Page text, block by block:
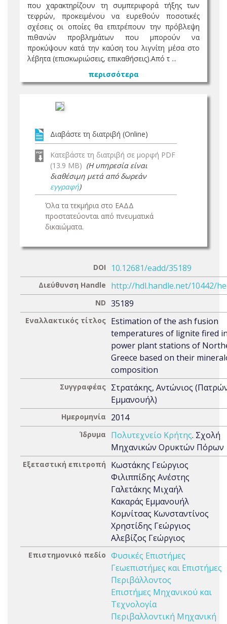
που χαρακτηρίζουν τη συμπεριφορά τήξης των
τεφρών, προκειμένου να ευρεθούν ποσοτικές
σχέσεις οι οποίες θα επιτρέπουν την πρόβλεψη
πιθανών προβλημάτων που μπορούν να
προκύψουν κατά την καύση του λιγνίτη μέσα στο
λέβητα (επισκωριώσεις, επικαθήσεις).Από τ ...
περισσότερα
Διαβάστε τη διατριβή (Online)
Κατεβάστε τη διατριβή σε μορφή PDF
(13.9 MB) (Η υπηρεσία είναι
διαθέσιμη μετά από δωρεάν
εγγραφή)
Όλα τα τεκμήρια στο ΕΑΔΔ
προστατεύονται από πνευματικά
δικαιώματα.
DOI 10.12681/eadd/35189
Διεύθυνση Handle http://hdl.handle.net/10442/
ND 35189
Εναλλακτικός τίτλος Estimation of the ash fusion
temperatures of lignite fired
power plant stations of
Greece based on their
composition
Συγγραφέας Στρατάκης, Αντώνιος
Εμμανουήλ)
Ημερομηνία 2014
Ίδρυμα Πολυτεχνείο Κρήτης. Σχολή
Μηχανικών Ορυκτών Πόρων
Εξεταστική επιτροπή
Κωστάκης Γεώργιος
Φιλιππίδης Ανέστης
Γαλετάκης Μιχαήλ
Κακαράς Εμμανουήλ
Κομνίτσας Κωνσταντίνος
Χρηστίδης Γεώργιος
Αλεβίζος Γεώργιος
Επιστημονικό πεδίο Φυσικές Επιστήμες
Γεωεπιστήμες και Επιστήμες
Περιβάλλοντος
Επιστήμες Μηχανικού και
Τεχνολογία
Περιβαλλοντική Μηχανική